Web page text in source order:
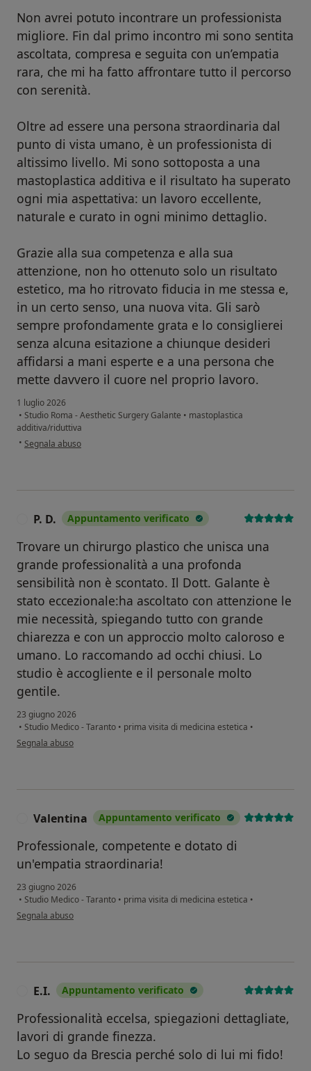
Non avrei potuto incontrare un professionista
migliore. Fin dal primo incontro mi sono sentita
ascoltata, compresa e seguita con un’empatia
rara, che mi ha fatto affrontare tutto il percorso
con serenità.
Oltre ad essere una persona straordinaria dal
punto di vista umano, è un professionista di
altissimo livello. Mi sono sottoposta a una
mastoplastica additiva e il risultato ha superato
ogni mia aspettativa: un lavoro eccellente,
naturale e curato in ogni minimo dettaglio.
Grazie alla sua competenza e alla sua
attenzione, non ho ottenuto solo un risultato
estetico, ma ho ritrovato fiducia in me stessa e,
in un certo senso, una nuova vita. Gli sarò
sempre profondamente grata e lo consiglierei
senza alcuna esitazione a chiunque desideri
affidarsi a mani esperte e a una persona che
mette davvero il cuore nel proprio lavoro.
1 luglio 2026
• Studio Roma - Aesthetic Surgery Galante • mastoplastica
additiva/riduttiva
• secondo l'opinione dell'utente C.D.
Segnala abuso
P. D. Appuntamento verificato
Trovare un chirurgo plastico che unisca una
grande professionalità a una profonda
sensibilità non è scontato. Il Dott. Galante è
stato eccezionale:ha ascoltato con attenzione le
mie necessità, spiegando tutto con grande
chiarezza e con un approccio molto caloroso e
umano. Lo raccomando ad occhi chiusi. Lo
studio è accogliente e il personale molto
gentile.
23 giugno 2026
• Studio Medico - Taranto • prima visita di medicina estetica •
secondo l'opinione dell'utente P. D.
Segnala abuso
Valentina Appuntamento verificato
Professionale, competente e dotato di
un'empatia straordinaria!
23 giugno 2026
• Studio Medico - Taranto • prima visita di medicina estetica •
secondo l'opinione dell'utente Valentina
Segnala abuso
E.I. Appuntamento verificato
Professionalità eccelsa, spiegazioni dettagliate,
lavori di grande finezza.
Lo seguo da Brescia perché solo di lui mi fido!